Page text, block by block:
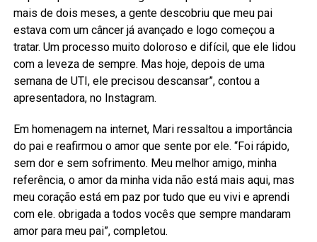
mais de dois meses, a gente descobriu que meu pai
estava com um câncer já avançado e logo começou a
tratar. Um processo muito doloroso e difícil, que ele lidou
com a leveza de sempre. Mas hoje, depois de uma
semana de UTI, ele precisou descansar”, contou a
apresentadora, no Instagram.
Em homenagem na internet, Mari ressaltou a importância
do pai e reafirmou o amor que sente por ele. “Foi rápido,
sem dor e sem sofrimento. Meu melhor amigo, minha
referência, o amor da minha vida não está mais aqui, mas
meu coração está em paz por tudo que eu vivi e aprendi
com ele. obrigada a todos vocês que sempre mandaram
amor para meu pai”, completou.